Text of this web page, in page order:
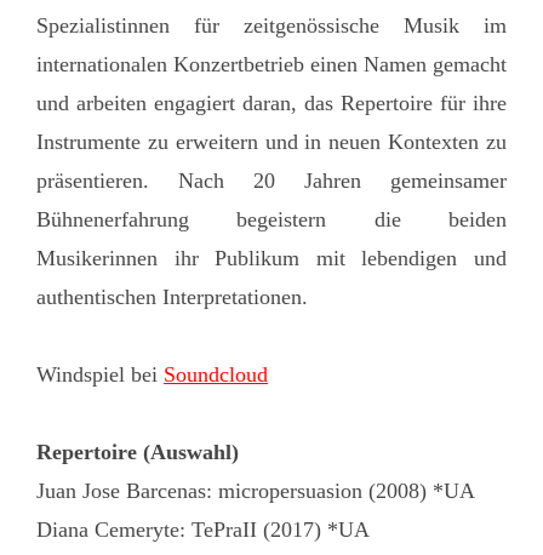
Spezialistinnen für zeitgenössische Musik im
internationalen Konzertbetrieb einen Namen gemacht
und arbeiten engagiert daran, das Repertoire für ihre
Instrumente zu erweitern und in neuen Kontexten zu
präsentieren. Nach 20 Jahren gemeinsamer
Bühnenerfahrung begeistern die beiden
Musikerinnen ihr Publikum mit lebendigen und
authentischen Interpretationen.
Windspiel bei Soundcloud
Repertoire (Auswahl)
Juan Jose Barcenas: micropersuasion (2008) *UA
Diana Cemeryte: TePraII (2017) *UA